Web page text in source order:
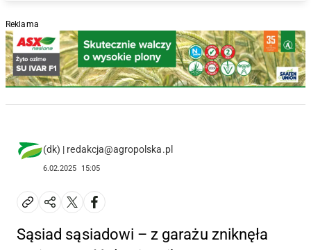
Reklama
(dk) | redakcja@agropolska.pl
6.02.2025 15:05
Sąsiad sąsiadowi – z garażu zniknęła